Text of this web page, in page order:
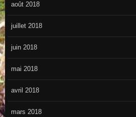
août 2018
juillet 2018
juin 2018
mai 2018
avril 2018
mars 2018